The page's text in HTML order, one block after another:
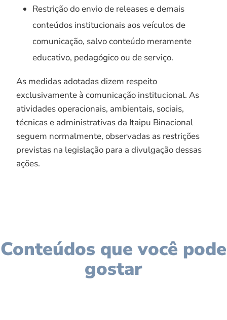
Restrição do envio de releases e demais
conteúdos institucionais aos veículos de
comunicação, salvo conteúdo meramente
educativo, pedagógico ou de serviço.
As medidas adotadas dizem respeito
exclusivamente à comunicação institucional. As
atividades operacionais, ambientais, sociais,
técnicas e administrativas da Itaipu Binacional
seguem normalmente, observadas as restrições
previstas na legislação para a divulgação dessas
ações.
Conteúdos que você pode
gostar